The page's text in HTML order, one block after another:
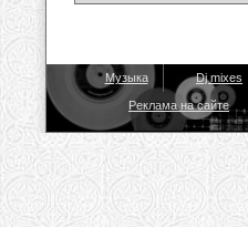
Музыка Dj mixes
Реклама на сайте